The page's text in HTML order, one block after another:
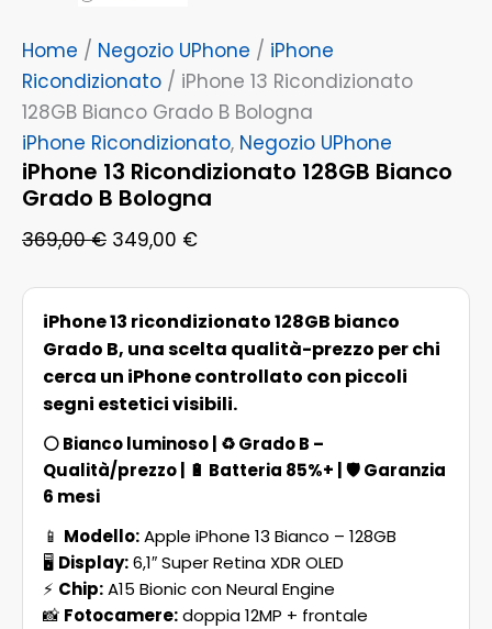
Home / Negozio UPhone / iPhone
Ricondizionato / iPhone 13 Ricondizionato
128GB Bianco Grado B Bologna
iPhone Ricondizionato, Negozio UPhone
iPhone 13 Ricondizionato 128GB Bianco
Grado B Bologna
369,00€ 349,00 €
iPhone 13 ricondizionato 128GB bianco
Grado B, una scelta qualità-prezzo per chi
cerca un iPhone controllato con piccoli
segni estetici visibili.
⚪Bianco luminoso | ♻️Grado B –
Qualità/prezzo | 🔋 Batteria 85%+ | 🛡️Garanzia
6 mesi
📱 Modello:Apple iPhone 13 Bianco – 128GB
🖥️ Display:6,1″ Super Retina XDR OLED
⚡ Chip:A15 Bionic con Neural Engine
📸 Fotocamere:doppia 12MP + frontale